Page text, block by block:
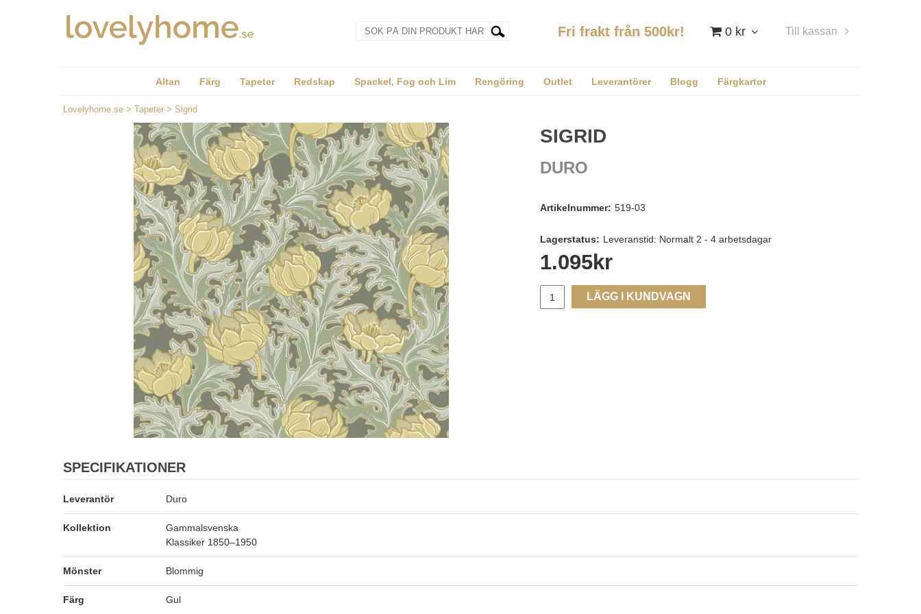
0 kr Till kassan
Fri frakt från 500kr!
Altan Färg Tapeter Redskap Spackel, Fog och Lim Rengöring Outlet Leverantörer Blogg Färgkartor
Lovelyhome.se > Tapeter > Sigrid
SIGRID
DURO
Artikelnummer: 519-03
Lagerstatus: Leveranstid: Normalt 2 - 4 arbetsdagar
1.095kr
LÄGG I KUNDVAGN
SPECIFIKATIONER
Leverantör Duro
Kollektion
Gammalsvenska
Klassiker 1850–1950
Mönster Blommig
Färg Gul